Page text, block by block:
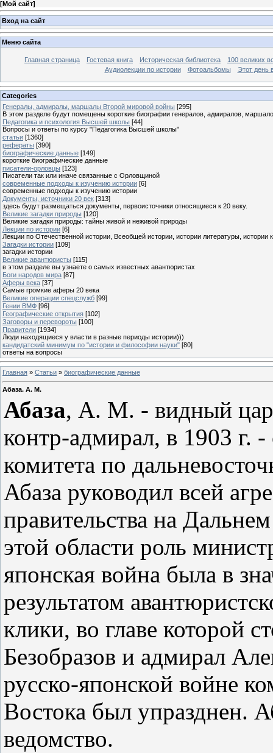
[Мой сайт]
Вход на сайт
Меню сайта
Главная страница Гостевая книга Историческая библиотека
100 великих
Аудиолекции по истории
Фотоальбомы Этот день
Categories
Генералы, адмиралы, маршалы Второй мировой войны [295]
В этом разделе будут помещены короткие биографии генералов, адмиралов,
Педагогика и психология Высшей школы [44]
Вопросы и ответы по курсу "Педагогика Высшей школы"
статьи [1360]
рефераты [390]
биографические данные [149]
короткие биографические данные
писатели-орловцы [123]
Писатели так или иначе связанные с Орловщиной
современные подходы к изучению истории [6]
современные подходы к изучению истории
Документы, источники 20 век [313]
здесь будут размещаться документы, первоисточники относящиеся к 20 веку.
Великие загадки природы [120]
Великие загадки природы: тайны живой и неживой природы
Лекции по истории [6]
Лекции по Отечественной истории, Всеобщей истории, истории литературы, истории
Загадки истории [109]
загадки истории
Великие авантюристы [115]
в этом разделе вы узнаете о самых известных авантюристах
Боги народов мира [87]
Аферы века [37]
Самые громкие аферы 20 века
Великие операции спецслужб [99]
Гении ВМФ [96]
Географические открытия [102]
Заговоры и перевороты [100]
Правители [1934]
Люди находящиеся у власти в разные периоды истории)))
кандидатский минимум по "истории и философии науки" [80]
ответы на вопросы
Главная » Статьи » биографические данные
Абаза. А. М.
Абаза, А. М. - видный
контр-адмирал, в 1903 г.
комитета по
Абаза руководил всей
правительства на
этой области роль
японская война была в
результатом
клики, во главе которой
Безобразов и адмирал
русско-японской войне
Востока был упразднен.
ведомство.